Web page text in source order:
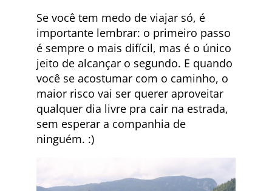
Se você tem medo de viajar só, é
importante lembrar: o primeiro passo
é sempre o mais difícil, mas é o único
jeito de alcançar o segundo. E quando
você se acostumar com o caminho, o
maior risco vai ser querer aproveitar
qualquer dia livre pra cair na estrada,
sem esperar a companhia de
ninguém. :)